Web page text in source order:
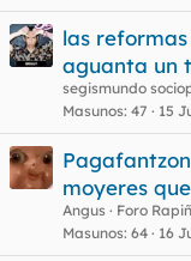
las
aguanta un
segismundo
Masunos 47 15
moyeres
Angus
Foro
Masunos 64 16